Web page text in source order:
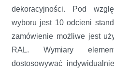
dekoracyjności. Pod
wyboru jest 10 odcieni
zamówienie możliwe jest
RAL. Wymiary
dostosowywać